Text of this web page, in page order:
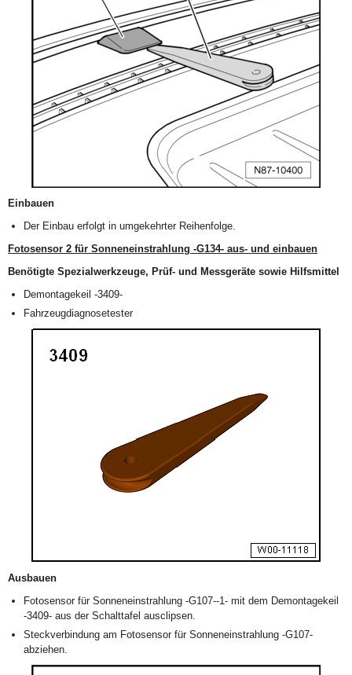
Einbauen
Der Einbau erfolgt in umgekehrter Reihenfolge.
Fotosensor 2 für Sonneneinstrahlung -G134- aus- und einbauen
Benötigte Spezialwerkzeuge, Prüf- und Messgeräte sowie Hilfsmittel
Demontagekeil -3409-
Fahrzeugdiagnosetester
Ausbauen
Fotosensor für Sonneneinstrahlung -G107--1- mit dem Demontagekeil
-3409- aus der Schalttafel ausclipsen.
Steckverbindung am Fotosensor für Sonneneinstrahlung -G107-
abziehen.